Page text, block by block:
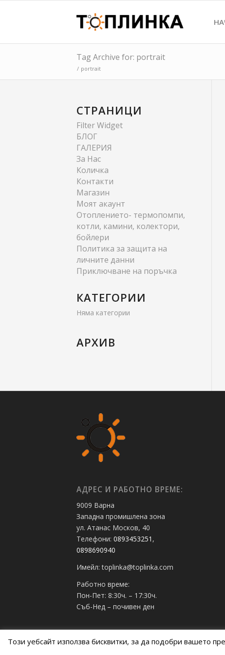
Tag Archive for: portrait
/ portrait
СТРАНИЦИ
Filter Widget
БЛОГ
ГАЛЕРИЯ
За Нас
Количка
Контакти
Магазин
Моят акаунт
Отоплението- термопомпи,
котли, камини, колектори,
бойлери
Политика за защита на
личните данни
Приключване на поръчка
КАТЕГОРИИ
Няма категории
АРХИВ
АДРЕС И РАБОТНО ВРЕМЕ:
9009 Варна
Западна промишлена зона
ул. Атанас Москов, 40
Телефони: 0893453251 ,
0898690940
Имейл: toplinka@toplinka.com
Работно време:
Пон-Пет: 8:30ч. – 17:30ч.
Съб-Нед – почивен ден
Този уебсайт използва бисквитки, за да подобри вашето